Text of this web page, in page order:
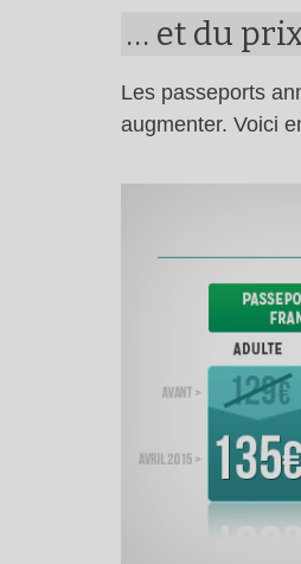
… et du
Les passeports
augmenter. Voici